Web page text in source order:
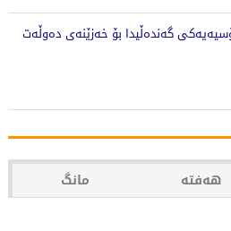
دینار لە دۆسیەیەکی گەندەڵیدا بۆ خەزێنەی دەوڵەت
هەفتە مانگ